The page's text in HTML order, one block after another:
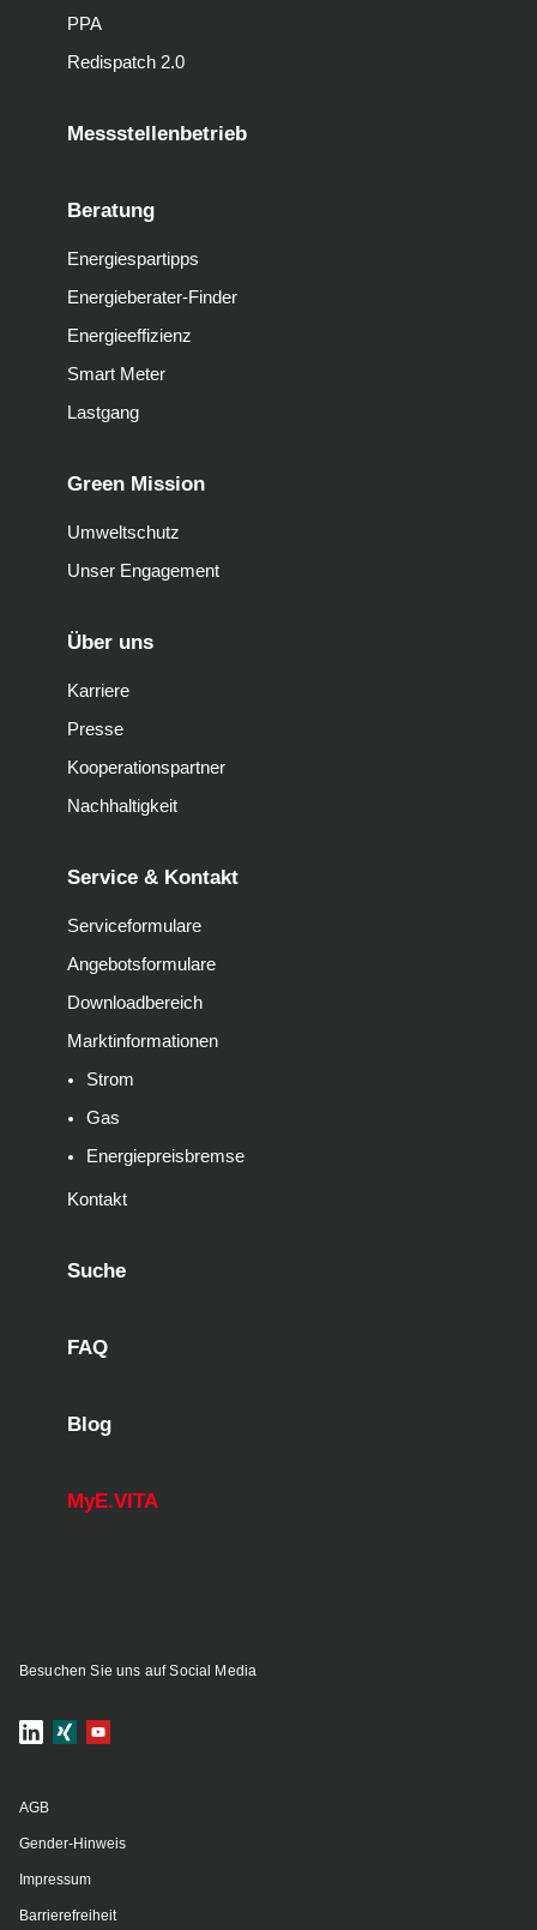
PPA
Redispatch 2.0
Messstellenbetrieb
Beratung
Energiespartipps
Energieberater-Finder
Energieeffizienz
Smart Meter
Lastgang
Green Mission
Umweltschutz
Unser Engagement
Über uns
Karriere
Presse
Kooperationspartner
Nachhaltigkeit
Service & Kontakt
Serviceformulare
Angebotsformulare
Downloadbereich
Marktinformationen
Strom
Gas
Energiepreisbremse
Kontakt
Suche
FAQ
Blog
MyE.VITA
Besuchen Sie uns auf Social Media
AGB
Gender-Hinweis
Impressum
Barrierefreiheit